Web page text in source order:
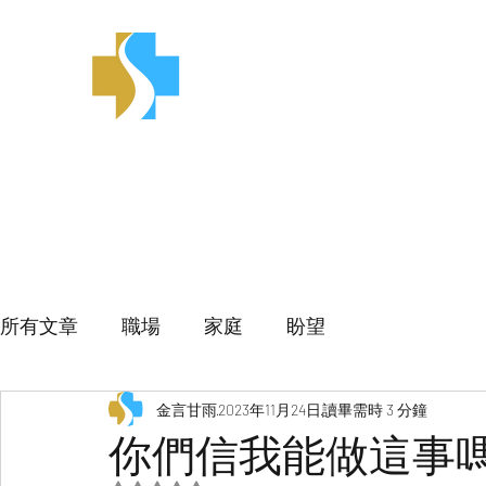
所有文章 職場 家庭 盼望
你們信我能做這事
金言甘雨2023年11月24日讀畢需時 3 分鐘